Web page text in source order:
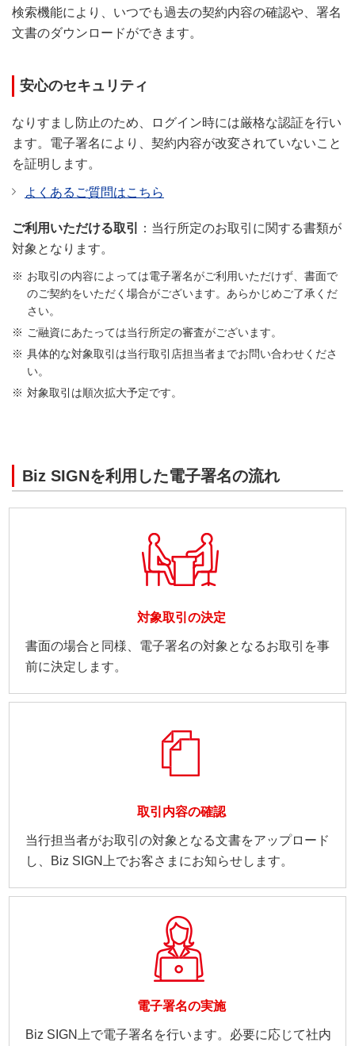
検索機能により、いつでも過去の契約内容の確認や、署名
文書のダウンロードができます。
安心のセキュリティ
なりすまし防止のため、ログイン時には厳格な認証を行い
ます。電子署名により、契約内容が改変されていないこと
を証明します。
よくあるご質問はこちら
ご利用いただける取引
：当行所定のお取引に関する書類が
対象となります。
お取引の内容によっては電子署名がご利用いただけず、書面で
のご契約をいただく場合がございます。あらかじめご了承くだ
さい。
ご融資にあたっては当行所定の審査がございます。
具体的な対象取引は当行取引店担当者までお問い合わせくださ
い。
対象取引は順次拡大予定です。
Biz SIGNを利用した電子署名の流れ
対象取引の決定
書面の場合と同様、電子署名の対象となるお取引を事
前に決定します。
取引内容の確認
当行担当者がお取引の対象となる文書をアップロード
し、Biz SIGN上でお客さまにお知らせします。
電子署名の実施
Biz SIGN上で電子署名を行います。必要に応じて社内